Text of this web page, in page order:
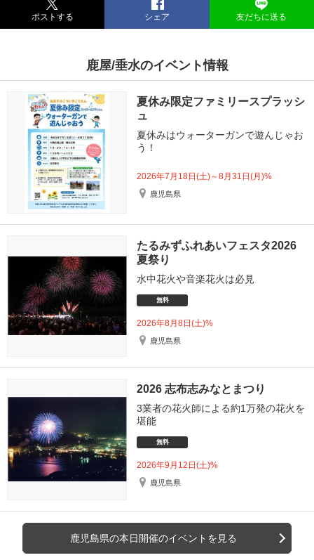
ポストする シェア 友だちに送る
鹿屋/垂水のイベント情報
夏休み限定ファミリースプラッシ
ュ
夏休みはウォーターガンで遊んじゃお
う！
2026年7月18日(土)～8月31日(月)%
鹿児島県
たるみずふれあいフェスタ2026
夏祭り
水中花火や音楽花火は必見
無料
2026年8月8日(土)%
鹿児島県
2026 志布志みなとまつり
3業者の花火師による約1万発の花火を
堪能
無料
2026年9月12日(土)%
鹿児島県
鹿児島県の本日開催のイベントを見る